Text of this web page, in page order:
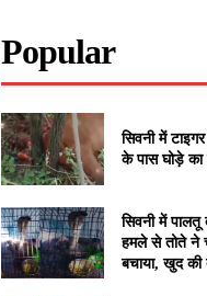
Popular
सिवनी में
के पास घोड़े
सिवनी में पालतू
हमले से तोते ने
बचाया, खुद की